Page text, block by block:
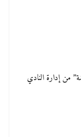
من إدارة النادي